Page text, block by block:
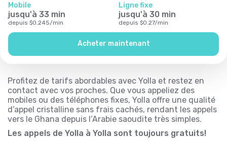
Mobile
jusqu'à 33 min
depuis $0.245/min
Ligne fixe
jusqu'à 30 min
depuis $0.27/min
Acheter maintenant
Profitez de tarifs abordables avec Yolla et restez en
contact avec vos proches. Que vous appeliez des
mobiles ou des téléphones fixes, Yolla offre une qualité
d’appel cristalline sans frais cachés, rendant les appels
vers le Ghana depuis l’Arabie saoudite très simples.
Les appels de Yolla à Yolla sont toujours gratuits!